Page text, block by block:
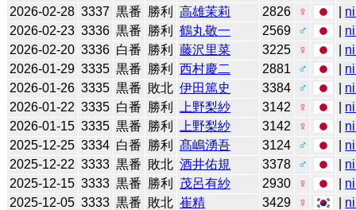
2026-02-28 3337 黒番 勝利 高雄茉莉 2826 ♀
2026-02-23 3336 黒番 勝利 鶴丸敬一 2569 ♂
2026-02-20 3336 白番 勝利 藤沢里菜 3225 ♀
2026-01-29 3335 黒番 勝利 西村慶二 2881 ♂
2026-01-26 3335 黒番 敗北 伊田篤史 3384 ♂
2026-01-22 3335 白番 勝利 上野梨紗 3142 ♀
2026-01-15 3335 黒番 勝利 上野梨紗 3142 ♀
2025-12-25 3334 白番 勝利 髙嶋湧吾 3124 ♂
2025-12-22 3333 黒番 敗北 酒井佑規 3378 ♂
2025-12-15 3333 黒番 勝利 茂呂有紗 2930 ♀
2025-12-05 3333 黒番 敗北 崔精 3429 ♀